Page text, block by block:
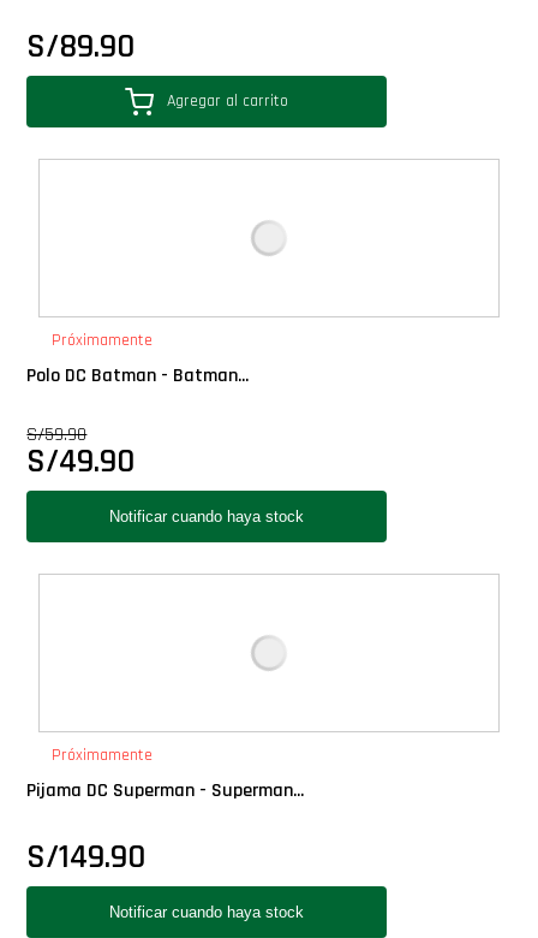
S/89.90
Agregar al carrito
Próximamente
Polo DC Batman - Batman...
S/59.90
S/49.90
Próximamente
Pijama DC Superman - Superman...
S/149.90